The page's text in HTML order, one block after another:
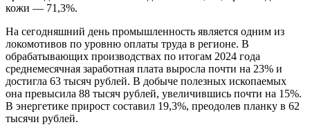
кожи — 71,3%.
На сегодняшний день промышленность является одним из
локомотивов по уровню оплаты труда в регионе. В
обрабатывающих производствах по итогам 2024 года
среднемесячная заработная плата выросла почти на 23% и
достигла 63 тысяч рублей. В добыче полезных ископаемых
она превысила 88 тысяч рублей, увеличившись почти на 15%.
В энергетике прирост составил 19,3%, преодолев планку в 62
тысячи рублей.